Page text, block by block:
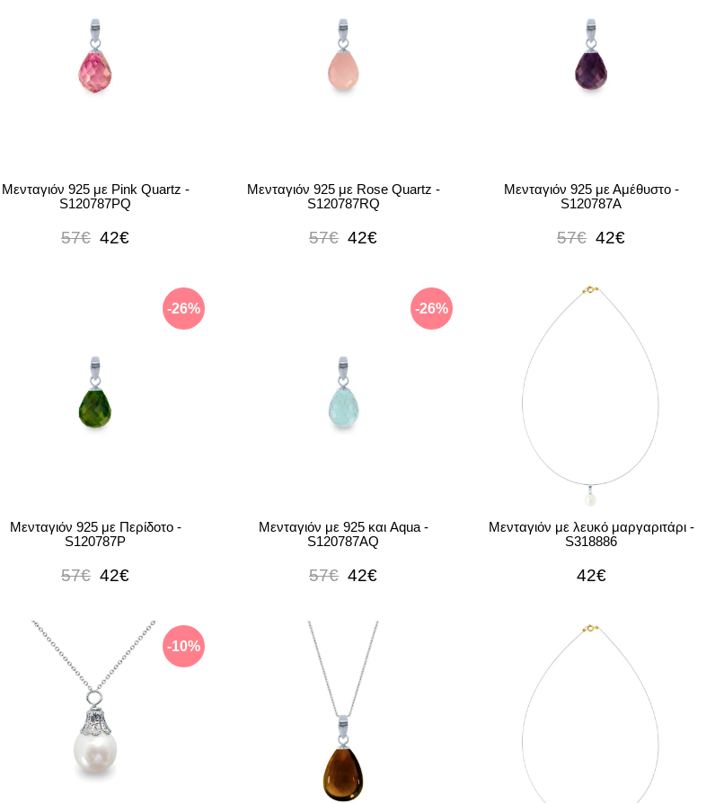
Μενταγιόν 925 με Pink Quartz -
S120787PQ
57€ 42€
Μενταγιόν 925 με Rose Quartz -
S120787RQ
57€ 42€
Μενταγιόν 925 με Αμέθυστο -
S120787A
57€ 42€
-26%
Μενταγιόν 925 με Περίδοτο -
S120787P
57€ 42€
-26%
Μενταγιόν με 925 και Aqua -
S120787AQ
57€ 42€
Μενταγιόν με λευκό μαργαριτάρι -
S318886
42€
-10%